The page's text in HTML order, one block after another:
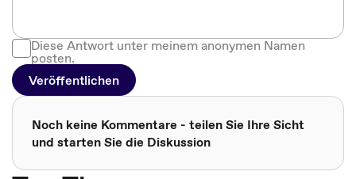
Diese Antwort unter meinem anonymen Namen
posten.
Veröffentlichen
Noch keine Kommentare - teilen Sie Ihre Sicht
und starten Sie die Diskussion